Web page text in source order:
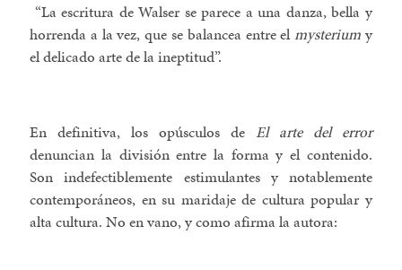
“La escritura de Walser se parece a una danza, bella y
horrenda a la vez, que se balancea entre elmysterium y
el delicado arte de la ineptitud”.
En definitiva, los opúsculos de El arte del error
denuncian la división entre la forma y el contenido.
Son indefectiblemente estimulantes y notablemente
contemporáneos, en su maridaje de cultura popular y
alta cultura. No en vano, y como afirma la autora: